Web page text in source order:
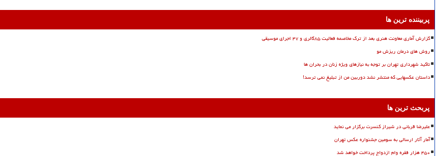
پربیننده ترین ها
گزارش آماری معاونت هنری بعد از ترک مخاصمه فعالیت ۸۵گالری و ۴۷ اجرای موسیقی
روش های درمان ریزش مو
تاکید شهرداری تهران بر توجه به نیازهای ویژه زنان در بحران ها
داستان عکسهایی که منتشر نشد دوربین من از تبلیغ نمی ترسد!
پربحث ترین ها
علیرضا قربانی در شیراز کنسرت برگزار می نماید
آمار آثار ارسالی به سومین جشنواره عکس تهران
۴۵۰ هزار فقره وام ازدواج پرداخت خواهد شد